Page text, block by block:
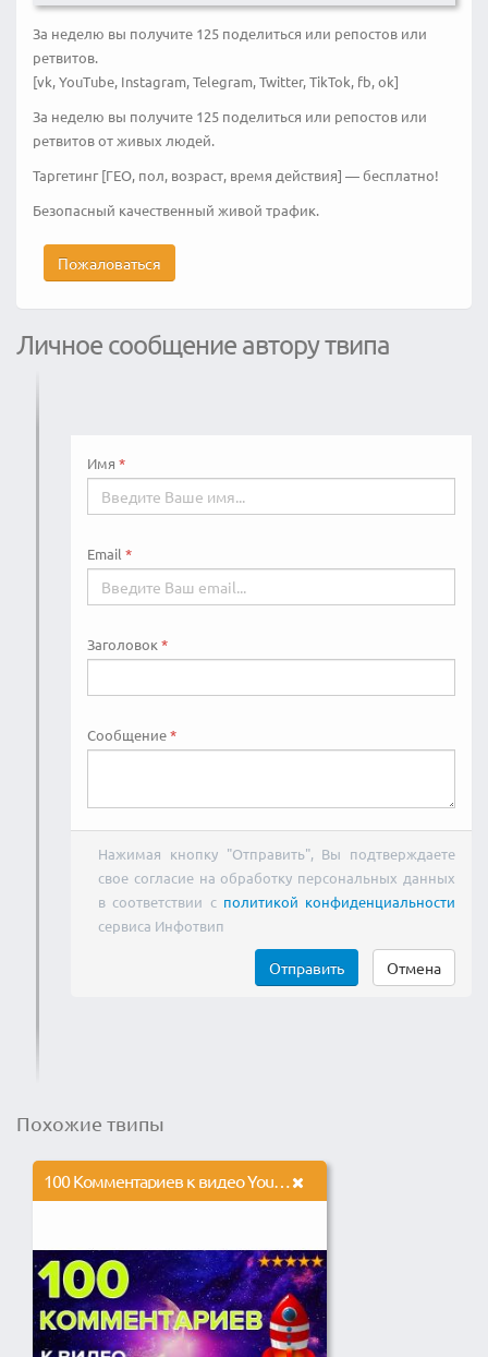
За неделю вы получите 125 поделиться или репостов или
ретвитов.
[vk, YouTube, Instagram, Telegram, Twitter, TikTok, fb, ok]
За неделю вы получите 125 поделиться или репостов или
ретвитов от живых людей.
Таргетинг [ГЕО, пол, возраст, время действия] — бесплатно!
Безопасный качественный живой трафик.
Пожаловаться
Личное сообщение автору твипа
Имя
Email
Заголовок
Сообщение
Нажимая кнопку "Отправить", Вы подтверждаете
свое согласие на обработку персональных данных
в соответствии с политикой конфиденциальности
сервиса Инфотвип
Отправить Отмена
Похожие твипы
100 Комментариев к видео YouTube. Комментарии Ютуб